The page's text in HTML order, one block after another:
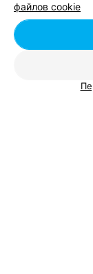
Завтраки
файлов cookie